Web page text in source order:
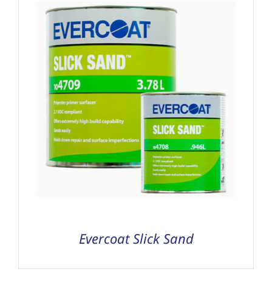
Evercoat Slick Sand